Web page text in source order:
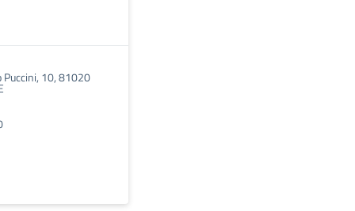
Puccini, 10, 81020